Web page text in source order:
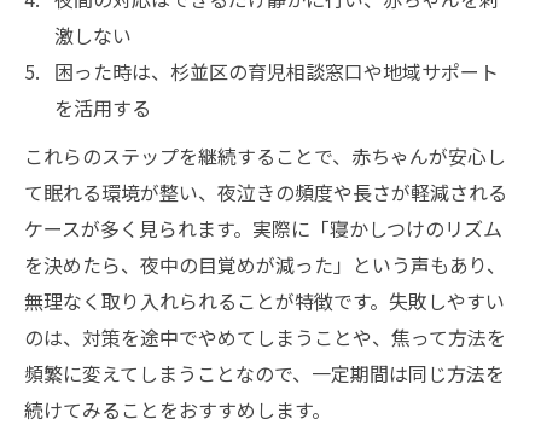
激しない
困った時は、杉並区の育児相談窓口や地域サポート
を活用する
これらのステップを継続することで、赤ちゃんが安心し
て眠れる環境が整い、夜泣きの頻度や長さが軽減される
ケースが多く見られます。実際に「寝かしつけのリズム
を決めたら、夜中の目覚めが減った」という声もあり、
無理なく取り入れられることが特徴です。失敗しやすい
のは、対策を途中でやめてしまうことや、焦って方法を
頻繁に変えてしまうことなので、一定期間は同じ方法を
続けてみることをおすすめします。